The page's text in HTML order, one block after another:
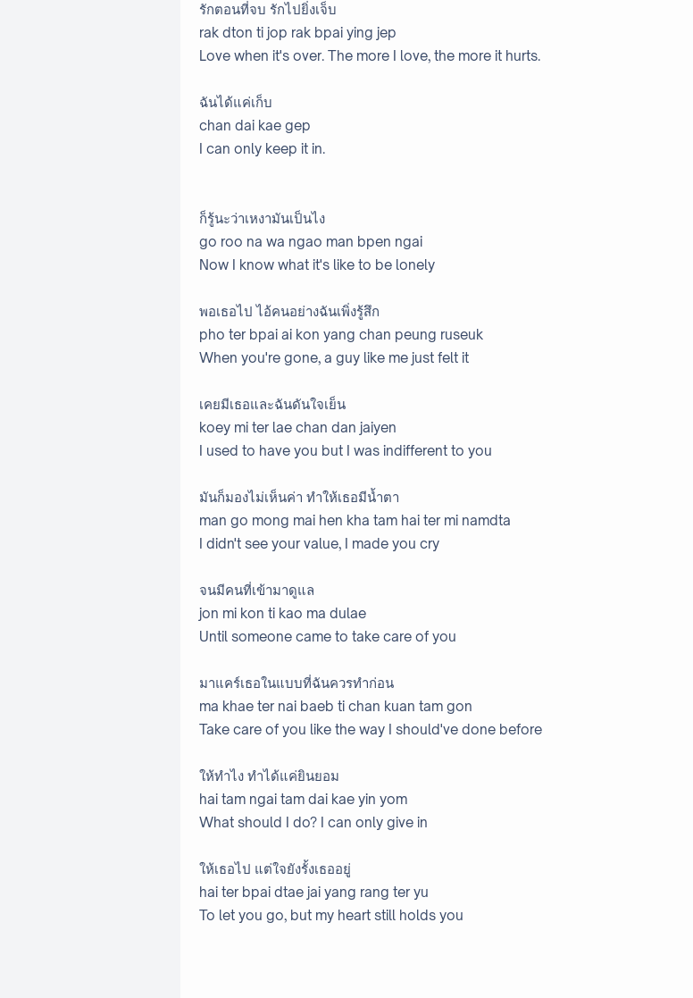
รักตอนที่จบ รักไปยิ่งเจ็บ
rak dton ti jop rak bpai ying jep
Love when it's over. The more I love, the more it hurts.
ฉันได้แค่เก็บ
chan dai kae gep
I can only keep it in.
ก็รู้นะว่าเหงามันเป็นไง
go roo na wa ngao man bpen ngai
Now I know what it's like to be lonely
พอเธอไป ไอ้คนอย่างฉันเพิ่งรู้สึก
pho ter bpai ai kon yang chan peung ruseuk
When you're gone, a guy like me just felt it
เคยมีเธอและฉันดันใจเย็น
koey mi ter lae chan dan jaiyen
I used to have you but I was indifferent to you
มันก็มองไม่เห็นค่า ทำให้เธอมีน้ำตา
man go mong mai hen kha tam hai ter mi namdta
I didn't see your value, I made you cry
จนมีคนที่เข้ามาดูแล
jon mi kon ti kao ma dulae
Until someone came to take care of you
มาแคร์เธอในแบบที่ฉันควรทำก่อน
ma khae ter nai baeb ti chan kuan tam gon
Take care of you like the way I should've done before
ให้ทำไง ทำได้แค่ยินยอม
hai tam ngai tam dai kae yin yom
What should I do? I can only give in
ให้เธอไป แต่ใจยังรั้งเธออยู่
hai ter bpai dtae jai yang rang ter yu
To let you go, but my heart still holds you